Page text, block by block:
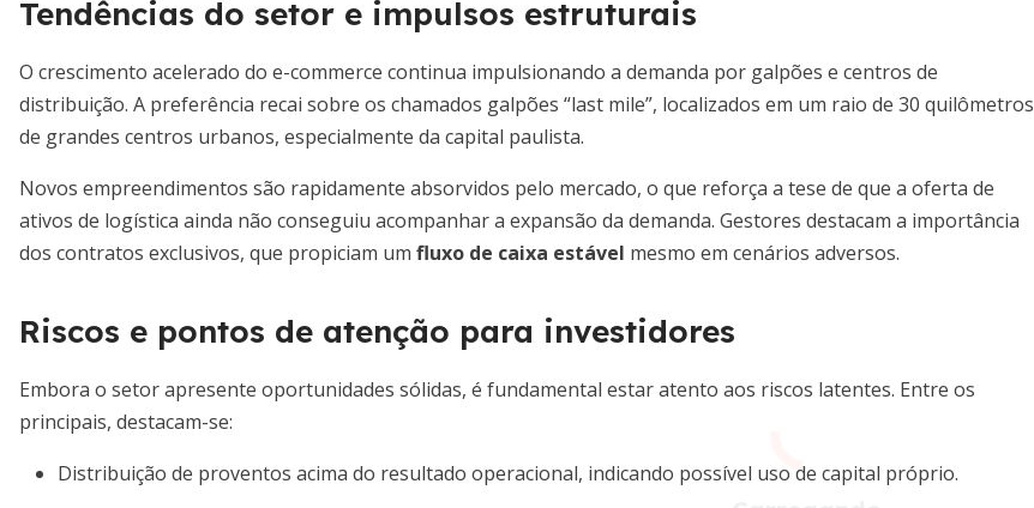
Tendências do setor e impulsos estruturais
O crescimento acelerado do e-commerce continua impulsionando a demanda por galpões e centros de
distribuição. A preferência recai sobre os chamados galpões “last mile”, localizados em um raio de 30 quilômetros
de grandes centros urbanos, especialmente da capital paulista.
Novos empreendimentos são rapidamente absorvidos pelo mercado, o que reforça a tese de que a oferta de
ativos de logística ainda não conseguiu acompanhar a expansão da demanda. Gestores destacam a importância
dos contratos exclusivos, que propiciam um fluxo de caixa estável mesmo em cenários adversos.
Riscos e pontos de atenção para investidores
Embora o setor apresente oportunidades sólidas, é fundamental estar atento aos riscos latentes. Entre os
principais, destacam-se:
Distribuição de proventos acima do resultado operacional, indicando possível uso de capital próprio.